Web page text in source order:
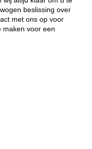
beslissing over
met ons op voor
maken voor een